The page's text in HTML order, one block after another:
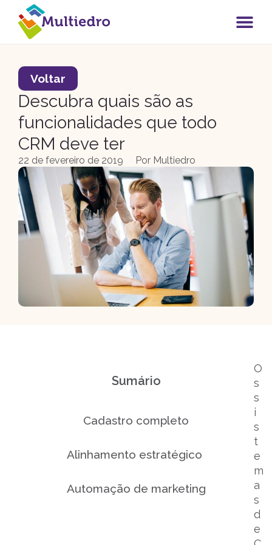
Voltar
Descubra quais são as
funcionalidades que todo
CRM deve ter
22 de fevereiro de 2019 Por Multiedro
O
s
s
i
s
t
e
m
a
s
d
e
Sumário
Cadastro completo
Alinhamento estratégico
Automação de marketing